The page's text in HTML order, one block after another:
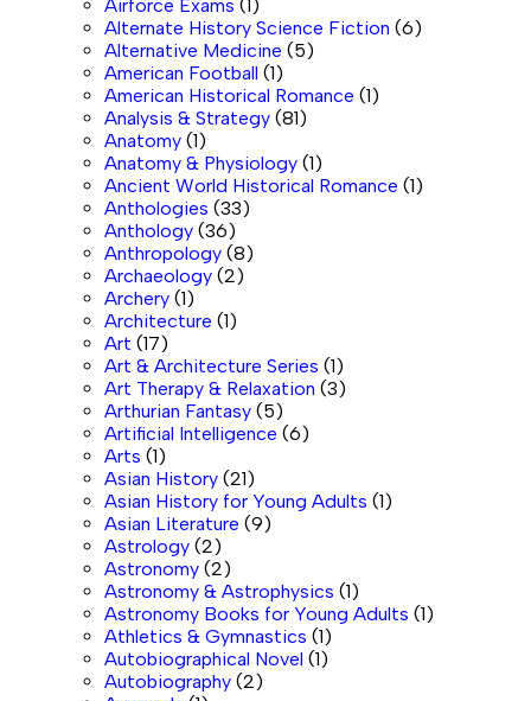
Airforce Exams (1)
Alternate History Science Fiction (6)
Alternative Medicine (5)
American Football (1)
American Historical Romance (1)
Analysis & Strategy (81)
Anatomy (1)
Anatomy & Physiology (1)
Ancient World Historical Romance (1)
Anthologies (33)
Anthology (36)
Anthropology (8)
Archaeology (2)
Archery (1)
Architecture (1)
Art (17)
Art & Architecture Series (1)
Art Therapy & Relaxation (3)
Arthurian Fantasy (5)
Artificial Intelligence (6)
Arts (1)
Asian History (21)
Asian History for Young Adults (1)
Asian Literature (9)
Astrology (2)
Astronomy (2)
Astronomy & Astrophysics (1)
Astronomy Books for Young Adults (1)
Athletics & Gymnastics (1)
Autobiographical Novel (1)
Autobiography (2)